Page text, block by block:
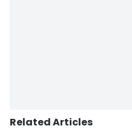
Related Articles